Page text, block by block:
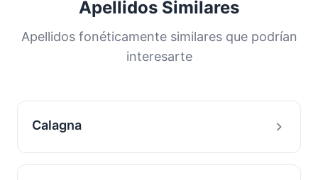
distribución nos ayuda a comprender los
orígenes y la historia migratoria de las familias
Apellidos Similares
Apellidos fonéticamente similares que podrían
interesarte
Calagna